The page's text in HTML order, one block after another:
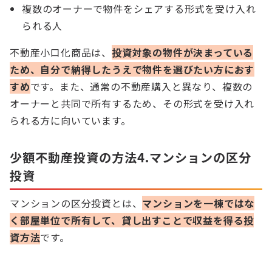
複数のオーナーで物件をシェアする形式を受け入れ
られる人
不動産小口化商品は、 投資対象の物件が決まっている
ため、自分で納得したうえで物件を選びたい方におす
すめです。また、通常の不動産購入と異なり、複数の
オーナーと共同で所有するため、その形式を受け入れ
られる方に向いています。
少額不動産投資の方法4.マンションの区分
投資
マンションの区分投資とは、 マンションを一棟ではな
く部屋単位で所有して、貸し出すことで収益を得る投
資方法です。